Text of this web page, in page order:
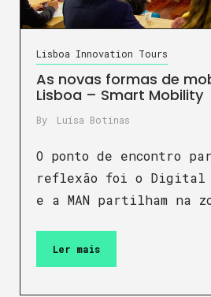
Lisboa Innovation Tours
As novas formas de
Lisboa – Smart Mobility
By Luísa Botinas
O ponto de encontro
reflexão foi o Digital
e a MAN partilham na
Ler mais